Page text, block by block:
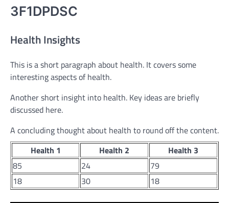
3F1DPDSC
Health Insights
This is a short paragraph about health. It covers some
interesting aspects of health.
Another short insight into health. Key ideas are briefly
discussed here.
A concluding thought about health to round off the content.
Health 1
Health 2
Health 3
85
24
79
18
30 18